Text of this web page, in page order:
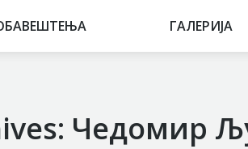
ГАЛЕРИЈА
Чедомир
ГАЛЕРИЈА